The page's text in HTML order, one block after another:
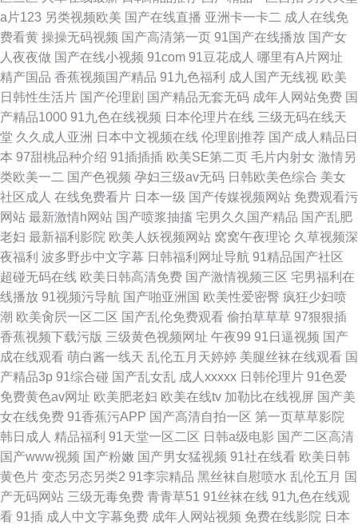
a片123 另类视频欧美 国产在线直播 亚洲卡一卡二 成人在线免
费看黄 操操无码视频 国产高清第一页 91国产在线播放 国产女
人夜夜做 国产在线小视频 91com 91豆花成人 哪里有A片网址
精产国品 香蕉视频国产精品 91九色福利 成人国产无线视 欧美
日韩性生活片 国产伦理剧 国产精品无套无码 成年人网站免费 国
产精品1000 91九色在线视频 日本伦理片在线 三级无码在线天
堂 久久成人亚洲 日本中文视频在线 伦理剧推荐 国产成人精品日
本 97甜桃品种介绍 91插插插 欧美SE第二页 毛片内射女 激情另
类欧美一二 国产色视频 孕妇三级av无码 日韩欧美色综合 美女
社区成人 在线免费看片 日本一级 国产传媒视频网站 免费观看污
网站 最新激情h网站 国产喷浆抽搐 宅男久久国产精品 国产乱肥
老妇 最新福利影院 欧美人妖视频网站 窝窝午夜理论 久草视频深
夜福利 波多野步中文字幕 日韩福利网址导航 91精品国产社区
超碰无码在线 欧美日韩高清免费 国产激情视频三区 宅男福利在
线播放 91视频污导航 国产啪亚洲国 欧美性爱密臀 疯狂少妇喷
潮 欧美肏屄一区二区 国产乱伦免费观看 偷拍草草草 97狠狠插
香蕉视频下载污版 三级黄色视频网址 午夜99 91日逼视频 国产
成在线观看 萌白酱一线天 乱伦五月天婷婷 美腿丝袜在线观看 国
产精品3p 91综合碰 国产乱女乱 成人xxxxx 日韩伦理片 91色爱
免费黄色av网址 欧美肥老妇 欧美在线tv 加勒比在线视屏 国产美
女在线免费 91香蕉污APP 国产高清自拍一区 第一页草草影院
韩日成人 精品福利 91天堂一区二区 日韩a级电影 国产二区高清
国产www视频 国产粉嫩 国产男女猛视频 91社在线看 欧美日韩
黄色片 变态另态另类2 91李宗精品 黑丝袜自慰喷水 乱伦五月 国
产无码网站 三级无毒免费 青青草51 91丝袜在线 91九色在线观
看 91插 成人中文字幕免费 成年人网站视频 免费在线影院 日本